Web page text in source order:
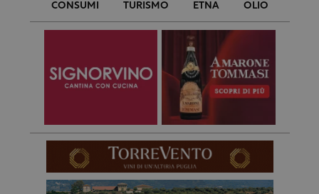
CONSUMI TURISMO ETNA OLIO